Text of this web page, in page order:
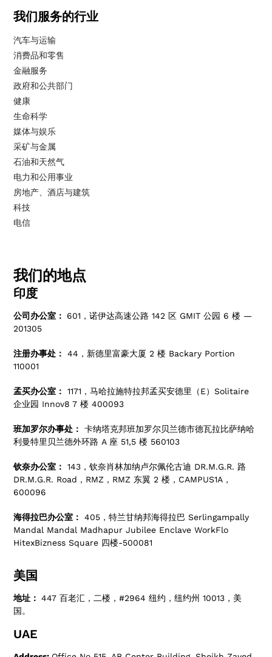
我们服务的行业
汽车与运输
消费品和零售
金融服务
政府和公共部门
健康
生命科学
媒体与娱乐
采矿与金属
石油和天然气
电力和公用事业
房地产、酒店与建筑
科技
电信
我们的地点
印度
公司办公室： 601，诺伊达高速公路 142 区 GMIT 公园 6 楼 —
201305
注册办事处：
44，新德里富豪大厦 2 楼 Backary Portion
110001
孟买办公室：
1171，马哈拉施特拉邦孟买安德里（E）Solitaire
企业园 Innov8 7 楼 400093
班加罗尔办事处：
卡纳塔克邦班加罗尔贝兰德市德瓦拉比萨纳哈
利曼特里贝兰德外环路 A 座 51,5 楼 560103
钦奈办公室：
143，钦奈肖林加纳卢尔佩伦古迪 DR.M.G.R. 路
DR.M.G.R. Road，RMZ，RMZ 东翼 2 楼，CAMPUS1A，
600096
海得拉巴办公室：
405，特兰甘纳邦海得拉巴 Serlingampally
Mandal Mandal Madhapur Jubilee Enclave WorkFlo
HitexBizness Square 四楼-500081
美国
地址：447 百老汇，二楼，#2964 纽约，纽约州 10013，美
国。
UAE